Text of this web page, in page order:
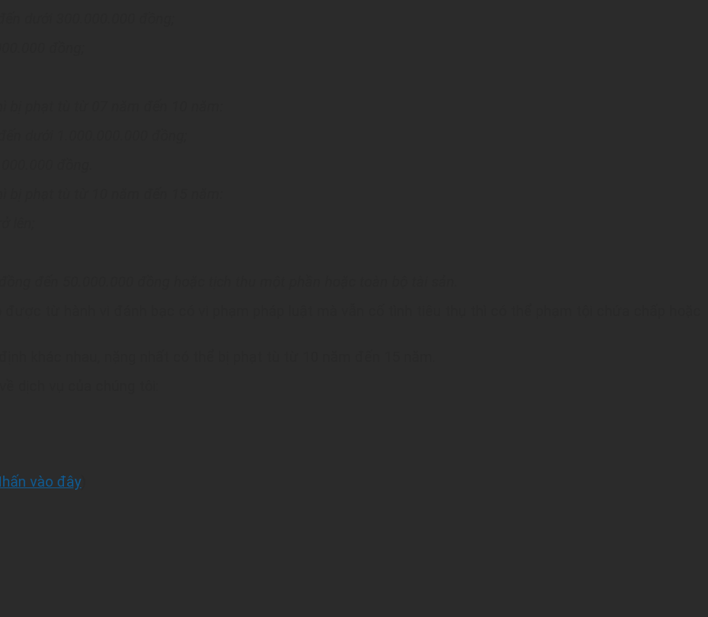
vào đây